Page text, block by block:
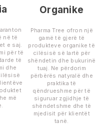
në të
e saj.
për të
të
dhe
më
Organike
Pharma Tree ofron një
gamë të gjerë të
produkteve organike të
cilësisë së lartë për
shëndetin dhe bukurinë
tuaj. Ne përdorim
përbërës natyralë dhe
praktika të
qëndrueshme për të
siguruar zgjidhje të
shëndetshme dhe të
mjedisit për klientët
tanë.